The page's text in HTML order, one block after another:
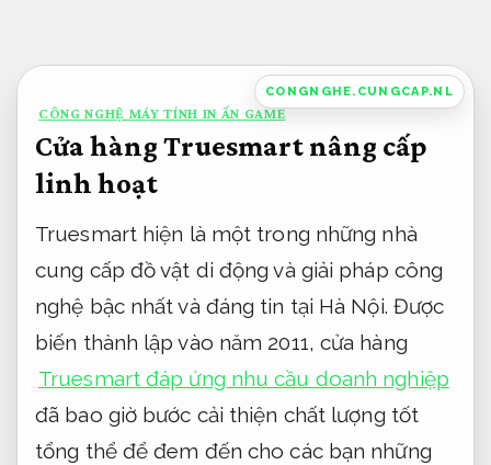
nội
dung
CONGNGHE.CUNGCAP.NL
CÔNG NGHỆ MÁY TÍNH IN ẤN GAME
Cửa hàng Truesmart nâng cấp
linh hoạt
Truesmart hiện là một trong những nhà
cung cấp đồ vật di động và giải pháp công
nghệ bậc nhất và đáng tin tại Hà Nội. Được
biến thành lập vào năm 2011, cửa hàng
Truesmart đáp ứng nhu cầu doanh nghiệp
đã bao giờ bước cải thiện chất lượng tốt
tổng thể để đem đến cho các bạn những